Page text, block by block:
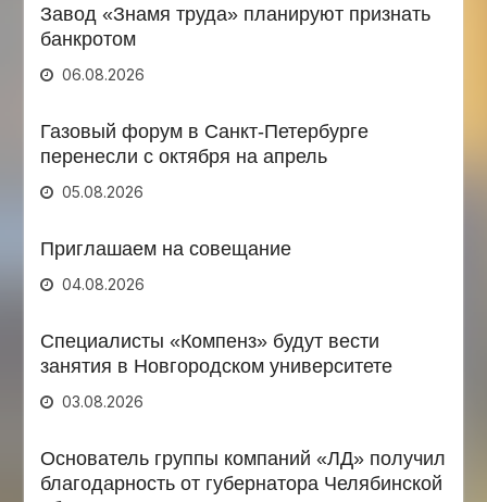
Завод «Знамя труда» планируют признать
банкротом
06.08.2026
Газовый форум в Санкт-Петербурге
перенесли с октября на апрель
05.08.2026
Приглашаем на совещание
04.08.2026
Специалисты «Компенз» будут вести
занятия в Новгородском университете
03.08.2026
Основатель группы компаний «ЛД» получил
благодарность от губернатора Челябинской